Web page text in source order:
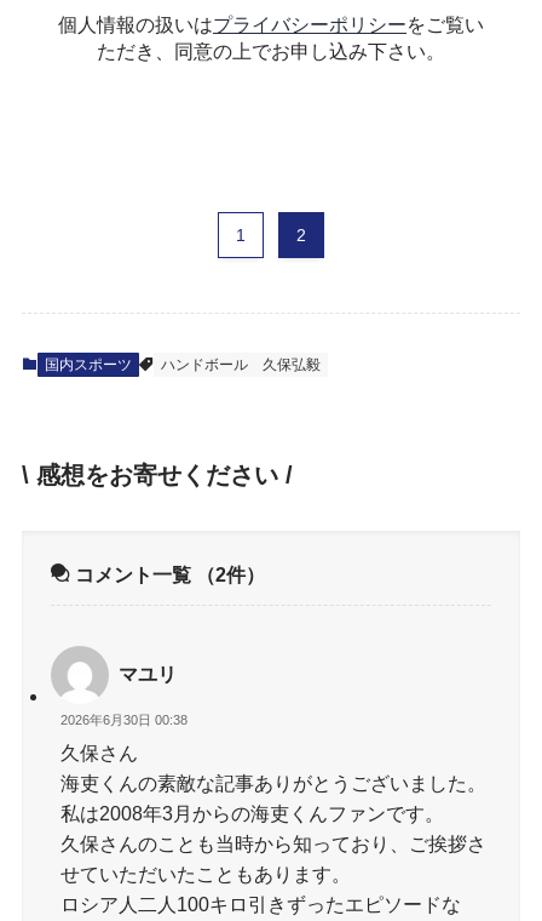
個人情報の扱いはプライバシーポリシーをご覧い
ただき、同意の上でお申し込み下さい。
1 2
国内スポーツ ハンドボール 久保弘毅
\ 感想をお寄せください /
コメント一覧 （2件）
マユリ
2026年6月30日 00:38
久保さん
海吏くんの素敵な記事ありがとうございました。
私は2008年3月からの海吏くんファンです。
久保さんのことも当時から知っており、ご挨拶さ
せていただいたこともあります。
ロシア人二人100キロ引きずったエピソードな